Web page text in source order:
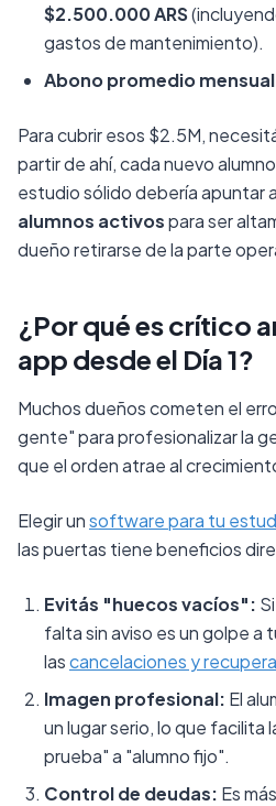
$2.500.000 ARS
gastos de mantenimiento).
Abono promedio
Para cubrir esos $2.5M,
partir de ahí, cada nuevo
estudio sólido debería apuntar
alumnos activospara ser
dueño retirarse de la parte
¿Por qué es crítico
app desde el Día 1?
Muchos dueños cometen el
gente" para profesionalizar la
que el orden atrae al
Elegir unsoftware para tu
las puertas tiene beneficios
Evitás "huecos vacíos":
falta sin aviso es un golpe a
lascancelaciones y
Imagen profesional: El
un lugar serio, lo que facilita
prueba" a "alumno fijo".
Control de deudas: Es